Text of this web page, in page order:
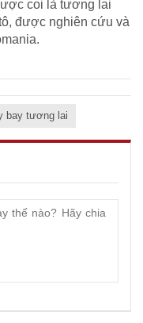
coi là tương lai
được nghiên cứu và
bay tương lai